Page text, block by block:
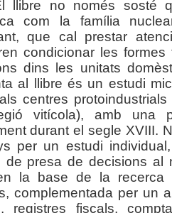
llibre no només sosté
com la família
que cal prestar
condicionar les
dins les unitats
al llibre és un estudi
centres
vitícola), amb una
durant el segle XVIII.
per un estudi
de presa de decisions al
la base de la recerca
complementada per un
registres fiscals,